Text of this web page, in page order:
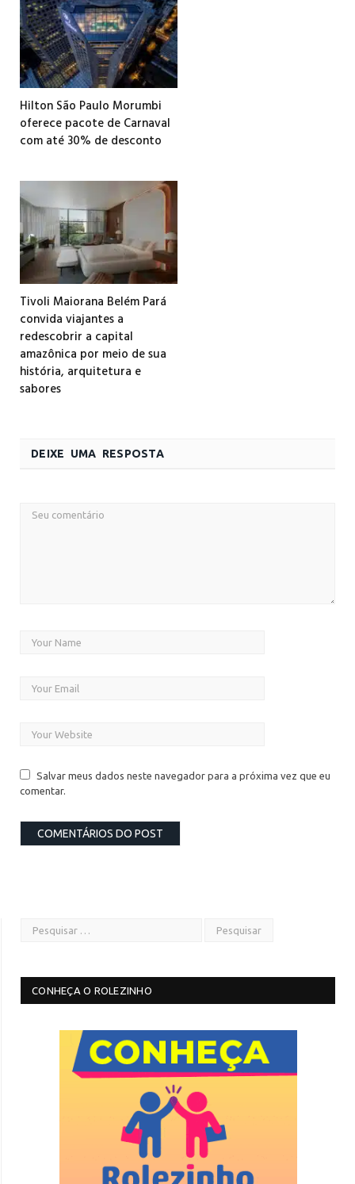
Hilton São Paulo Morumbi
oferece pacote de Carnaval
com até 30% de desconto
Tivoli Maiorana Belém Pará
convida viajantes a
redescobrir a capital
amazônica por meio de sua
história, arquitetura e
sabores
DEIXE UMA RESPOSTA
Salvar meus dados neste navegador para a próxima vez que eu
comentar.
CONHEÇA O ROLEZINHO